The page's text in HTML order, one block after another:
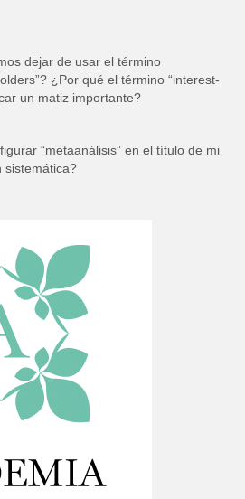
dejar de usar el término
¿Por qué el término “interest-
un matiz importante?
“metaanálisis” en el título de mi
sistemática?